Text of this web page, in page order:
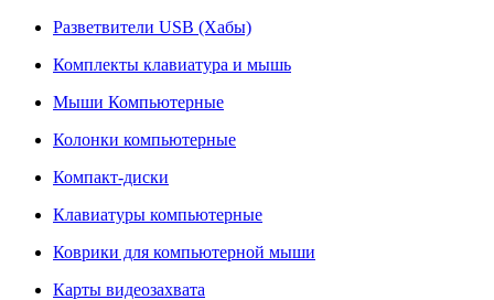
Разветвители USB (Хабы)
Комплекты клавиатура и мышь
Мыши Компьютерные
Колонки компьютерные
Компакт-диски
Клавиатуры компьютерные
Коврики для компьютерной мыши
Карты видеозахвата